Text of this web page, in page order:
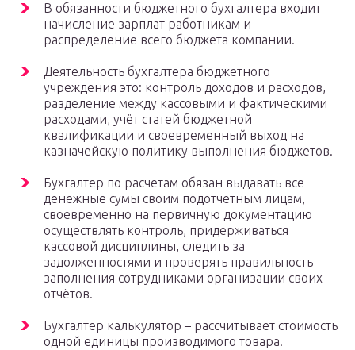
В обязанности бюджетного бухгалтера входит
начисление зарплат работникам и
распределение всего бюджета компании.
Деятельность бухгалтера бюджетного
учреждения это: контроль доходов и расходов,
разделение между кассовыми и фактическими
расходами, учёт статей бюджетной
квалификации и своевременный выход на
казначейскую политику выполнения бюджетов.
Бухгалтер по расчетам обязан выдавать все
денежные сумы своим подотчетным лицам,
своевременно на первичную документацию
осуществлять контроль, придерживаться
кассовой дисциплины, следить за
задолженностями и проверять правильность
заполнения сотрудниками организации своих
отчётов.
Бухгалтер калькулятор – рассчитывает стоимость
одной единицы производимого товара.